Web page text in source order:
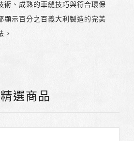
術、成熟的車縫技巧與符合環保
顯示百分之百義大利製造的完美
。
精選商品